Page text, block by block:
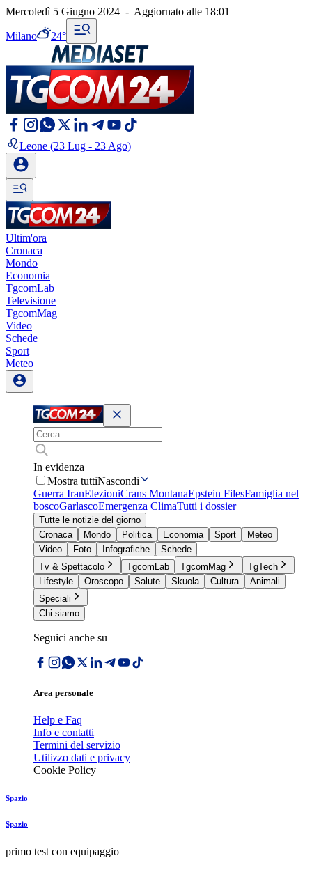
Mercoledì 5 Giugno 2024 - Aggiornato alle 18:01
Milano 24°
Leone (23 Lug - 23 Ago)
Ultim'ora
Cronaca
Mondo
Economia
TgcomLab
Televisione
TgcomMag
Video
Schede
Sport
Meteo
In evidenza
Mostra tuttiNascondi
Guerra IranElezioniCrans MontanaEpstein FilesFamiglia nel
boscoGarlascoEmergenza ClimaTutti i dossier
Tutte le notizie del giorno
Cronaca
Mondo Politica Economia Sport
Meteo
Video
Foto Infografiche
Schede
Tv & Spettacolo
TgcomLab TgcomMag
TgTech
Lifestyle
Oroscopo Salute Skuola Cultura
Animali
Speciali
Chi siamo
Seguici anche su
Area personale
Help e Faq
Info e contatti
Termini del servizio
Utilizzo dati e privacy
Cookie Policy
Spazio
Spazio
primo test con equipaggio